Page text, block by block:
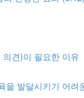
견)이 필요한 이유
을 발달시키기 어려